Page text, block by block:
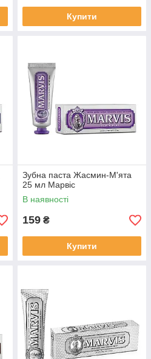
Купити
Зубна паста Жасмин-М'ята
25 мл Марвіс
В наявності
159 ₴
Купити